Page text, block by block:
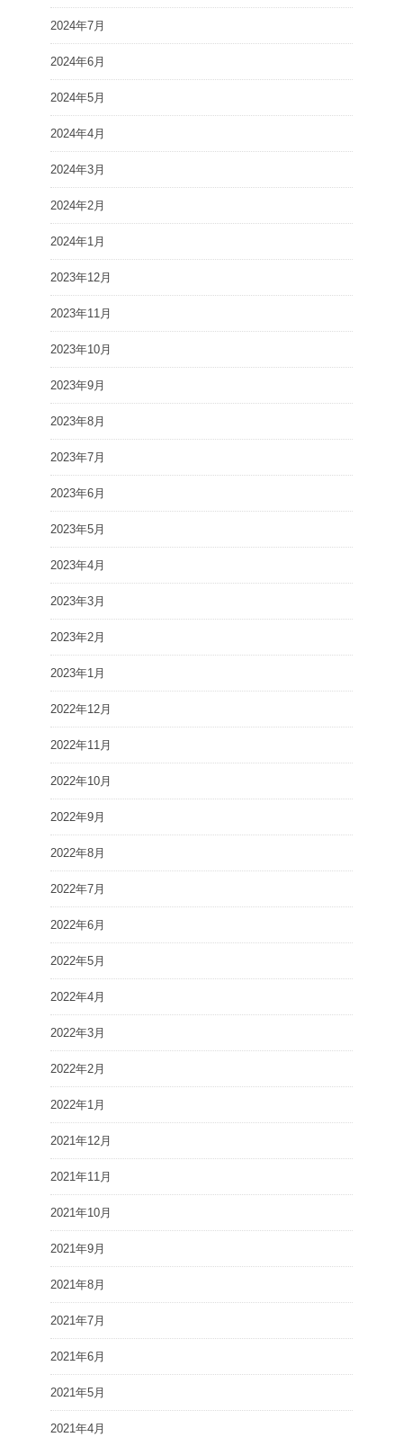
2024年7月
2024年6月
2024年5月
2024年4月
2024年3月
2024年2月
2024年1月
2023年12月
2023年11月
2023年10月
2023年9月
2023年8月
2023年7月
2023年6月
2023年5月
2023年4月
2023年3月
2023年2月
2023年1月
2022年12月
2022年11月
2022年10月
2022年9月
2022年8月
2022年7月
2022年6月
2022年5月
2022年4月
2022年3月
2022年2月
2022年1月
2021年12月
2021年11月
2021年10月
2021年9月
2021年8月
2021年7月
2021年6月
2021年5月
2021年4月